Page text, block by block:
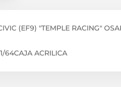
(EF9) "TEMPLE RACING"
64CAJA ACRILICA